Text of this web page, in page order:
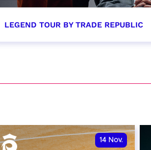
LEGEND TOUR BY TRADE REPUBLIC
14 Nov.